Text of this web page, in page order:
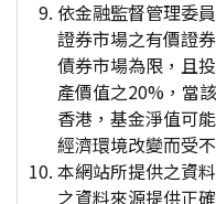
依金融監督管理委
證券市場之有價證
債券市場為限，且
產價值之20%，當
香港，基金淨值可
經濟環境改變而受
本網站所提供之資
之資料來源提供正